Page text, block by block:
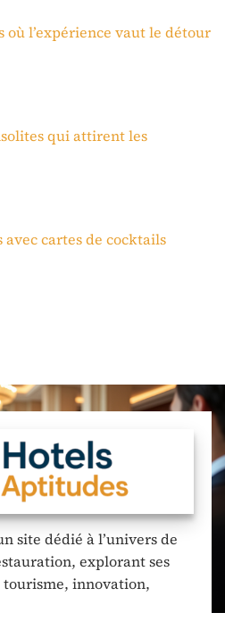
où l’expérience vaut le détour
qui attirent les
avec cartes de cocktails
site dédié à l’univers de
explorant ses
tourisme, innovation,